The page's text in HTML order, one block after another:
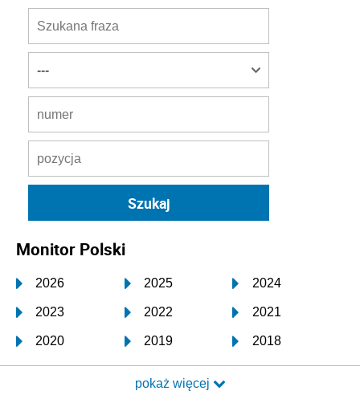
Monitor Polski
2026 2025 2024
2023 2022 2021
2020 2019 2018
2017 2016 2015
pokaż więcej